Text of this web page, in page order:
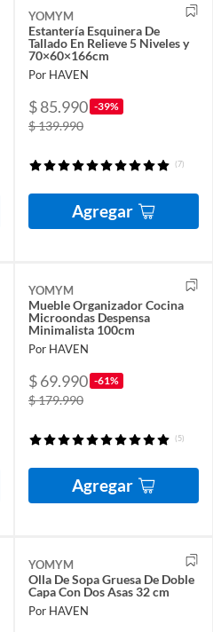
YOMYM
Estantería Esquinera De
Tallado En Relieve 5 Niveles y
70×60×166cm
Por HAVEN
$ 85.990 -39%
$ 139.990
(7)
Agregar
YOMYM
Mueble Organizador Cocina
Microondas Despensa
Minimalista 100cm
Por HAVEN
$ 69.990 -61%
$ 179.990
(5)
Agregar
YOMYM
Olla De Sopa Gruesa De Doble
Capa Con Dos Asas 32 cm
Por HAVEN